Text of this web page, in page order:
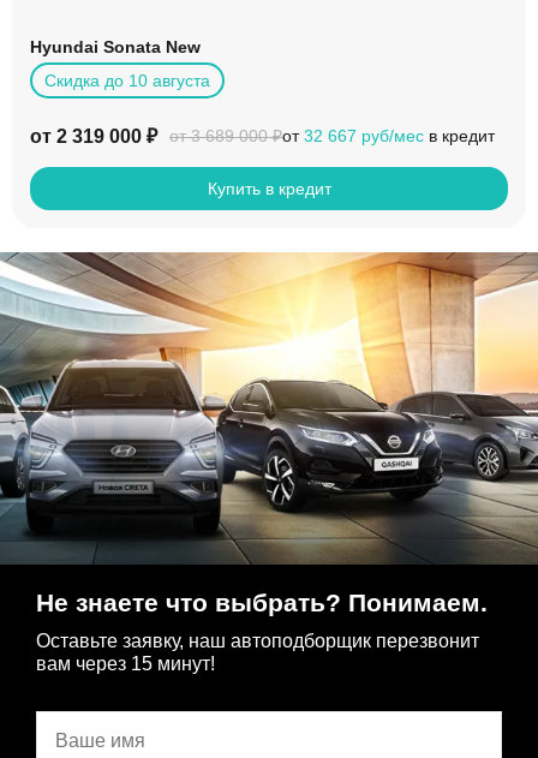
Hyundai Sonata New
Скидка до 10 августа
от 2 319 000 ₽ от 3 689 000 ₽от32 667 руб/мес в кредит
Купить в кредит
Не знаете что выбрать? Понимаем.
Оставьте заявку, наш автоподборщик перезвонит
вам через 15 минут!